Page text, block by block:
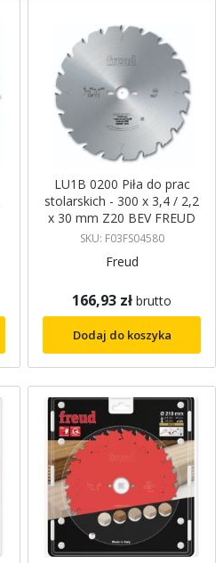
LU1B 0200 Piła do prac
stolarskich - 300 x 3,4 / 2,2
x 30 mm Z20 BEV FREUD
SKU: F03FS04580
Freud
166,93 zł brutto
Dodaj do koszyka